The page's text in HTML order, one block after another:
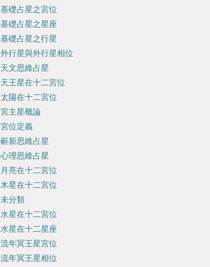
基礎占星之宮位
基礎占星之星座
基礎占星之行星
外行星與外行星相位
天文思維占星
天王星在十二宮位
太陽在十二宮位
宮主星概論
宮位定義
嶄新思維占星
心理思維占星
月亮在十二宮位
木星在十二宮位
未分類
水星在十二宮位
水星在十二星座
流年冥王星宮位
流年冥王星相位